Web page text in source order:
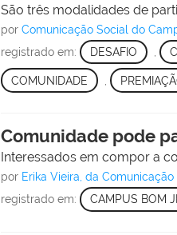
São três modalidades de
porComunicação Social do
registrado em: DESAFIO
COMUNIDADE
Comunidade pode
Interessados em compor a
por Erika Vieira, da
registrado em: CAMPUS BOM